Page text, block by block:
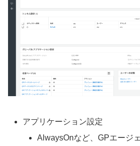
アプリケーション設定
AlwaysOnなど、GPエージ